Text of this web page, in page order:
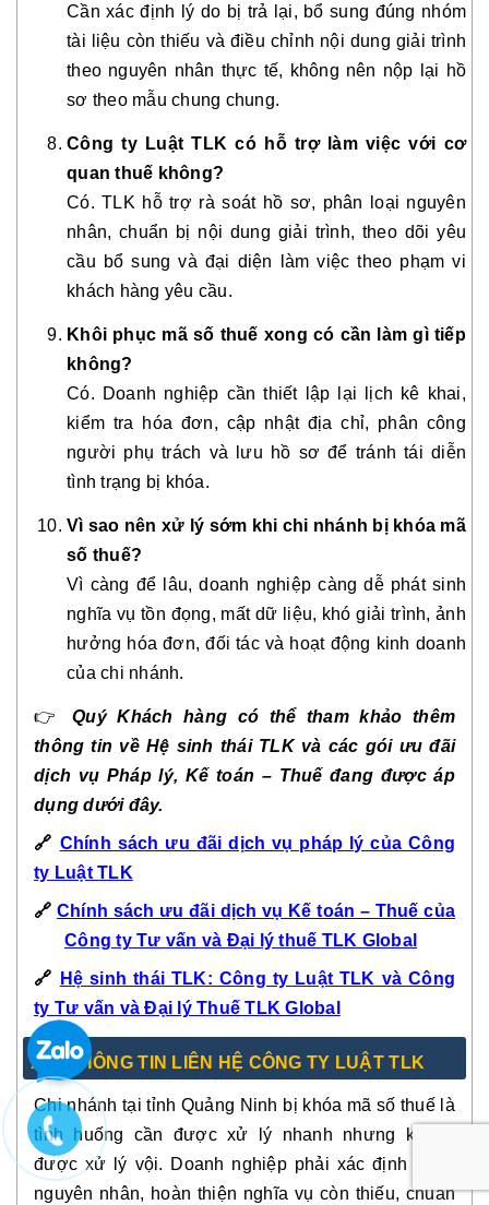
Cần xác định lý do bị trả lại, bổ sung đúng nhóm
tài liệu còn thiếu và điều chỉnh nội dung giải trình
theo nguyên nhân thực tế, không nên nộp lại hồ
sơ theo mẫu chung chung.
Công ty Luật TLK có hỗ trợ làm việc với cơ
quan thuế không?
Có. TLK hỗ trợ rà soát hồ sơ, phân loại nguyên
nhân, chuẩn bị nội dung giải trình, theo dõi yêu
cầu bổ sung và đại diện làm việc theo phạm vi
khách hàng yêu cầu.
Khôi phục mã số thuế xong có cần làm gì tiếp
không?
Có. Doanh nghiệp cần thiết lập lại lịch kê khai,
kiểm tra hóa đơn, cập nhật địa chỉ, phân công
người phụ trách và lưu hồ sơ để tránh tái diễn
tình trạng bị khóa.
Vì sao nên xử lý sớm khi chi nhánh bị khóa mã
số thuế?
Vì càng để lâu, doanh nghiệp càng dễ phát sinh
nghĩa vụ tồn đọng, mất dữ liệu, khó giải trình, ảnh
hưởng hóa đơn, đối tác và hoạt động kinh doanh
của chi nhánh.
👉Quý Khách hàng có thể tham khảo thêm
thông tin về Hệ sinh thái TLK và các gói ưu đãi
dịch vụ Pháp lý, Kế toán – Thuế đang được áp
dụng dưới đây.
🔗 Chính sách ưu đãi dịch vụ pháp lý của Công
ty Luật TLK
🔗 Chính sách ưu đãi dịch vụ Kế toán – Thuế của
Công ty Tư vấn và Đại lý thuế TLK Global
🔗
Hệ sinh thái TLK: Công ty Luật TLK và Công
ty Tư vấn và Đại lý Thuế TLK Global
XIV. THÔNG TIN LIÊN HỆ CÔNG TY LUẬT TLK
Chi nhánh tại tỉnh Quảng Ninh bị khóa mã số thuế là
tình huống cần được xử lý nhanh nhưng không
được xử lý vội. Doanh nghiệp phải xác định đúng
nguyên nhân, hoàn thiện nghĩa vụ còn thiếu, chuẩn